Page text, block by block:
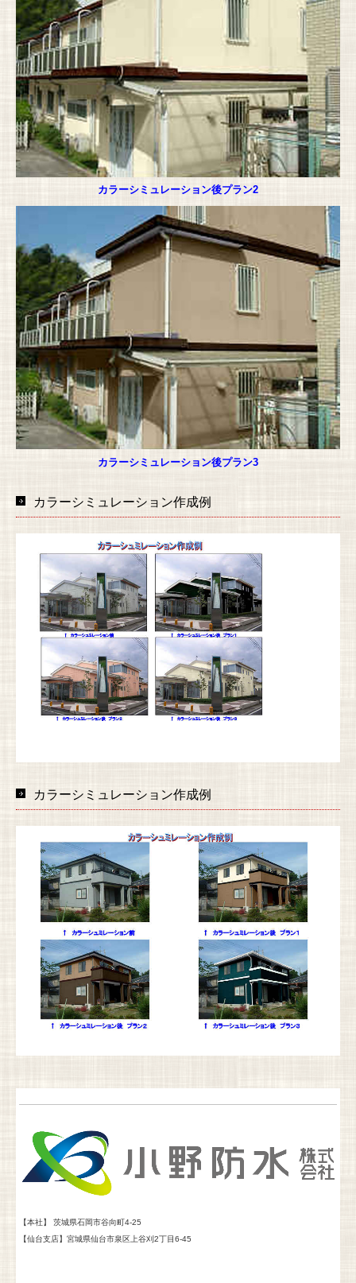
カラーシミュレーション後プラン2
カラーシミュレーション後プラン3
カラーシミュレーション作成例
カラーシミュレーション作成例
【本社】
茨城県石岡市谷向町4-25
【仙台支店】宮城県仙台市泉区上谷刈2丁目6-45